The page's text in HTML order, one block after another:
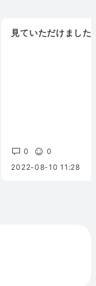
見ていただけました
0
0
2022-08-10 11:28